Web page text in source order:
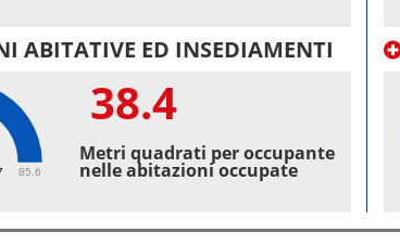
ABITATIVE ED INSEDIAMENTI
85.6
38.4
Metri quadrati per occupante
nelle abitazioni occupate